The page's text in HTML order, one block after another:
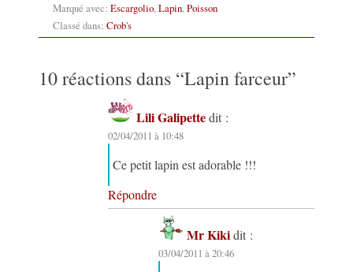
Marqué avec: Escargolio,Lapin,Poisson
Classé dans: Crob's
10 réactions dans “Lapin farceur”
Lili Galipette dit :
02/04/2011 à 10:48
Ce petit lapin est adorable !!!
Répondre
Mr Kiki dit :
03/04/2011 à 20:46